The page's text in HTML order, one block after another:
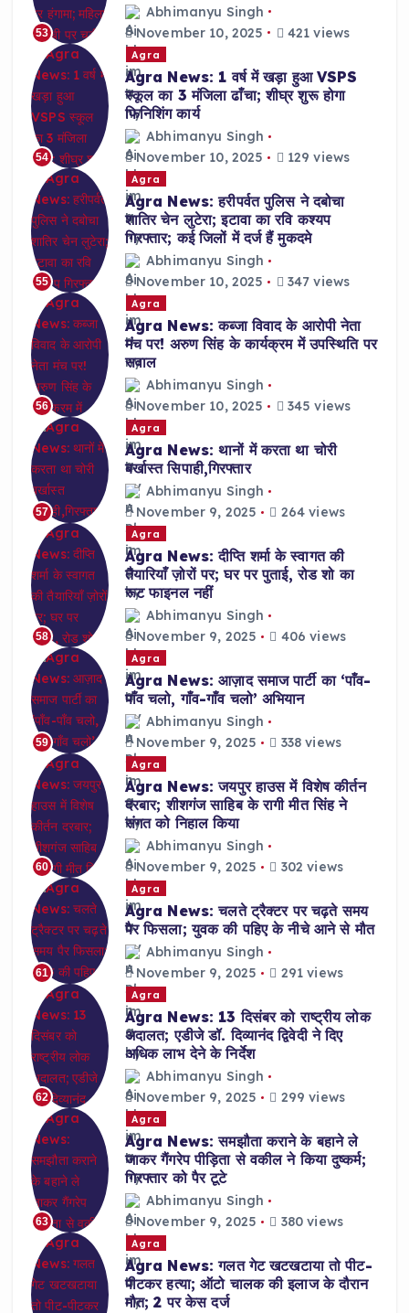
53
Abhimanyu Singh
November 10, 2025
421 views
54
Agra
Agra News: 1 वर्ष में खड़ा हुआ VSPS
स्कूल का 3 मंजिला ढाँचा; शीघ्र शुरू होगा
फिनिशिंग कार्य
Abhimanyu Singh
November 10, 2025
129 views
55
Agra
Agra News: हरीपर्वत पुलिस ने दबोचा
शातिर चेन लुटेरा; इटावा का रवि कश्यप
गिरफ्तार; कई जिलों में दर्ज हैं मुकदमे
Abhimanyu Singh
November 10, 2025
347 views
56
Agra
Agra News: कब्जा विवाद के आरोपी नेता
मंच पर! अरुण सिंह के कार्यक्रम में उपस्थिति पर
सवाल
Abhimanyu Singh
November 10, 2025
345 views
57
Agra
Agra News: थानों में करता था चोरी
बर्खास्त सिपाही,गिरफ्तार
Abhimanyu Singh
November 9, 2025
264 views
58
Agra
Agra News: दीप्ति शर्मा के स्वागत की
तैयारियाँ ज़ोरों पर; घर पर पुताई, रोड शो का
रूट फाइनल नहीं
Abhimanyu Singh
November 9, 2025
406 views
59
Agra
Agra News: आज़ाद समाज पार्टी का ‘पाँव-
पाँव चलो, गाँव-गाँव चलो’ अभियान
Abhimanyu Singh
November 9, 2025
338 views
60
Agra
Agra News: जयपुर हाउस में विशेष कीर्तन
दरबार; शीशगंज साहिब के रागी मीत सिंह ने
संगत को निहाल किया
Abhimanyu Singh
November 9, 2025
302 views
61
Agra
Agra News: चलते ट्रैक्टर पर चढ़ते समय
पैर फिसला; युवक की पहिए के नीचे आने से मौत
Abhimanyu Singh
November 9, 2025
291 views
62
Agra
Agra News: 13 दिसंबर को राष्ट्रीय लोक
अदालत; एडीजे डॉ. दिव्यानंद द्विवेदी ने दिए
अधिक लाभ देने के निर्देश
Abhimanyu Singh
November 9, 2025
299 views
63
Agra
Agra News: समझौता कराने के बहाने ले
जाकर गैंगरेप पीड़िता से वकील ने किया दुष्कर्म;
गिरफ्तार को पैर टूटे
Abhimanyu Singh
November 9, 2025
380 views
Agra
Agra News: गलत गेट खटखटाया तो पीट-
पीटकर हत्या; ऑटो चालक की इलाज के दौरान
मौत; 2 पर केस दर्ज